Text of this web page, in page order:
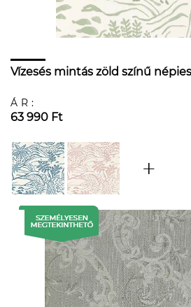
Vízesés mintás zöld színű
ÁR:
63 990 Ft